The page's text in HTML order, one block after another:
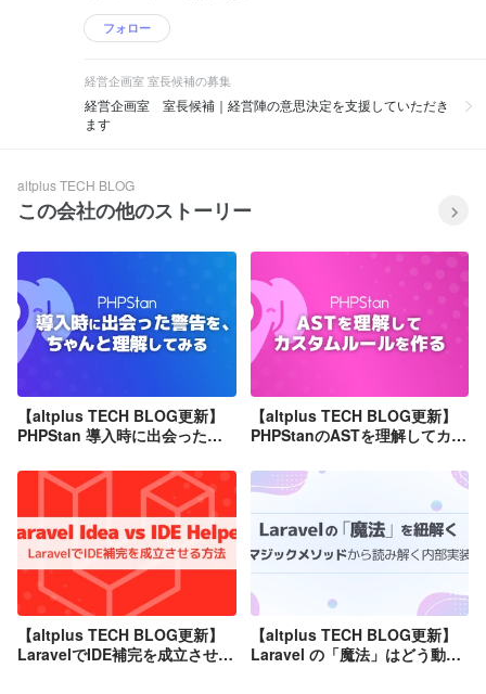
フォロー
経営企画室 室長候補の募集
経営企画室 室長候補｜経営陣の意思決定を支援していただき
ます
altplus TECH BLOG
この会社の他のストーリー
【altplus TECH BLOG更新】
PHPStan 導入時に出会った警
【altplus TECH BLOG更新】
PHPStanのASTを理解してカス
【altplus TECH BLOG更新】
LaravelでIDE補完を成立させる
【altplus TECH BLOG更新】
Laravel の「魔法」はどう動い